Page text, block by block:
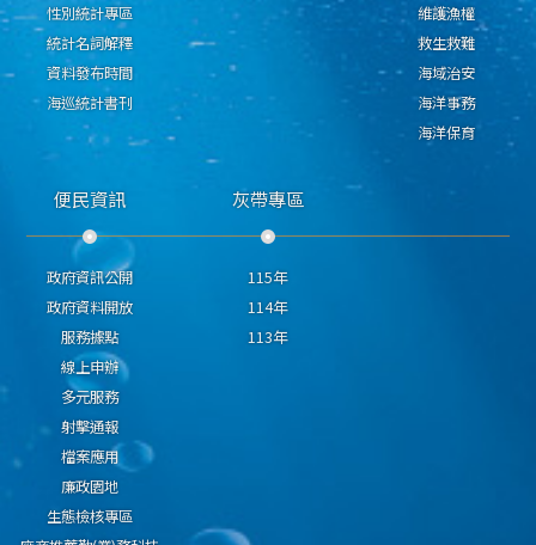
性別統計專區
統計名詞解釋
資料發布時間
海巡統計書刊
維護漁權
救生救難
海域治安
海洋事務
海洋保育
便民資訊
政府資訊公開
政府資料開放
服務據點
線上申辦
多元服務
射擊通報
檔案應用
廉政園地
生態檢核專區
灰帶專區
115年
114年
113年